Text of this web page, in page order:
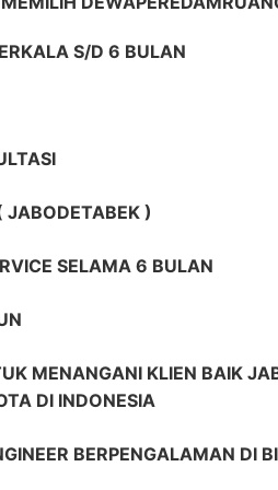
S/D 6 BULAN
JABODETABEK )
SELAMA 6 BULAN
MENANGANI KLIEN BAIK
DI INDONESIA
BERPENGALAMAN DI